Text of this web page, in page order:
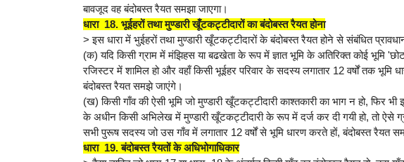
बावजूद वह बंदोबस्त रैयत समझा जाएगा।
धारा 18. भूईहरों तथा मुण्डारी खूँटकट्टीदारों का बंदोबस्त रैयत होना
> इस धारा में भुईहरों तथा मुण्डारी खूँटकट्टीदारों के बंदोबस्त रैयत होने से संबंधित
(क) यदि किसी ग्राम में मंझिहस या बढखेता के रूप में ज्ञात भूमि के अतिरिक्त कोई भूमि
रजिस्टर में शामिल हो और वहाँ किसी भूईहर परिवार के सदस्य लगातार 12 वर्षों तक
बंदोबस्त रैयत समझे जाएंगे।
(ख) किसी गाँव की ऐसी भूमि जो मुण्डारी खूँटकट्टीदारी काश्तकारी का भाग न हो, फिर
के अधीन किसी अभिलेख में मुण्डारी खूँटकट्टीदारी के रूप में दर्ज कर दी गयी हो, तो ऐसे
सभी पुरूष सदस्य जो उस गाँव में लगातार 12 वर्षों से भूमि धारण करते हों, बंदोबस्त रैयत
धारा 19. बंदोबस्त रैयतों के अधिभोगाधिकार